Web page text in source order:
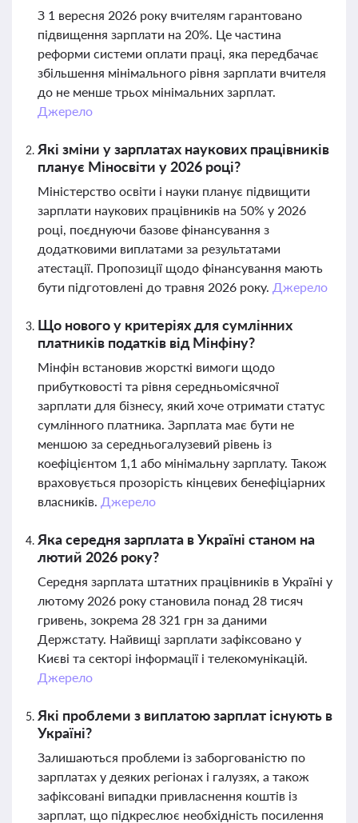
З 1 вересня 2026 року вчителям гарантовано
підвищення зарплати на 20%. Це частина
реформи системи оплати праці, яка передбачає
збільшення мінімального рівня зарплати вчителя
до не менше трьох мінімальних зарплат.
Джерело
Які зміни у зарплатах наукових працівників
планує Міносвіти у 2026 році?
Міністерство освіти і науки планує підвищити
зарплати наукових працівників на 50% у 2026
році, поєднуючи базове фінансування з
додатковими виплатами за результатами
атестації. Пропозиції щодо фінансування мають
бути підготовлені до травня 2026 року. Джерело
Що нового у критеріях для сумлінних
платників податків від Мінфіну?
Мінфін встановив жорсткі вимоги щодо
прибутковості та рівня середньомісячної
зарплати для бізнесу, який хоче отримати статус
сумлінного платника. Зарплата має бути не
меншою за середньогалузевий рівень із
коефіцієнтом 1,1 або мінімальну зарплату. Також
враховується прозорість кінцевих бенефіціарних
власників. Джерело
Яка середня зарплата в Україні станом на
лютий 2026 року?
Середня зарплата штатних працівників в Україні у
лютому 2026 року становила понад 28 тисяч
гривень, зокрема 28 321 грн за даними
Держстату. Найвищі зарплати зафіксовано у
Києві та секторі інформації і телекомунікацій.
Джерело
Які проблеми з виплатою зарплат існують в
Україні?
Залишаються проблеми із заборгованістю по
зарплатах у деяких регіонах і галузях, а також
зафіксовані випадки привласнення коштів із
зарплат, що підкреслює необхідність посилення